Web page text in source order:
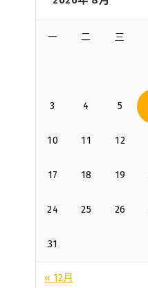
一 二 三
3 4 5
10 11 12
17 18 19
24 25 26
31
« 12月